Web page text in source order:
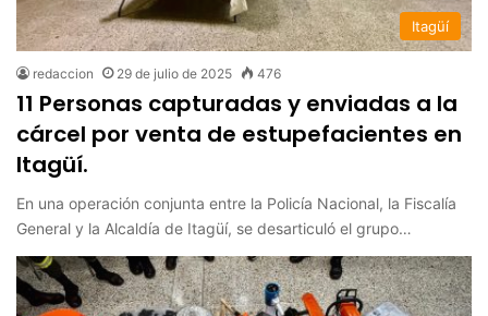
Itagüí
redaccion 29 de julio de 2025 476
11 Personas capturadas y enviadas a la
cárcel por venta de estupefacientes en
Itagüí.
En una operación conjunta entre la Policía Nacional, la Fiscalía
General y la Alcaldía de Itagüí, se desarticuló el grupo…